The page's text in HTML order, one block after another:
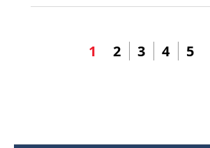
1 2 3 4 5